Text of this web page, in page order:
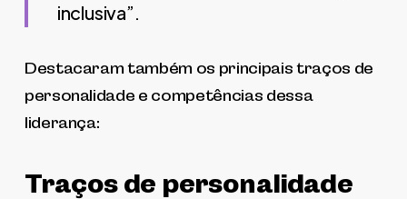
inclusiva”.
Destacaram também os principais traços de
personalidade e competências dessa
liderança:
Traços de personalidade